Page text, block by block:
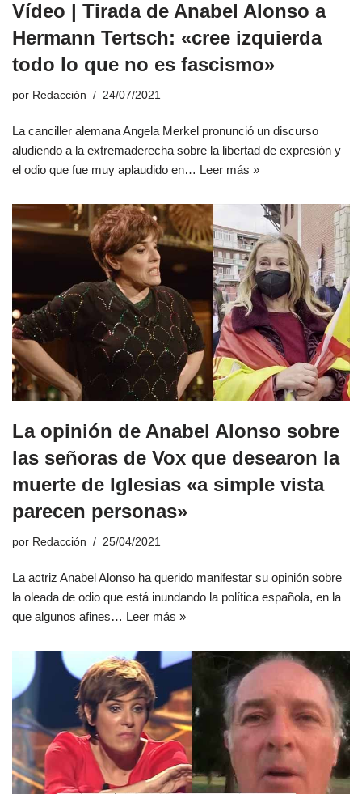
Vídeo | Tirada de Anabel Alonso a
Hermann Tertsch: «cree izquierda
todo lo que no es fascismo»
por Redacción 24/07/2021
La canciller alemana Angela Merkel pronunció un discurso
aludiendo a la extremaderecha sobre la libertad de expresión y
el odio que fue muy aplaudido en… Leer más »
La opinión de Anabel Alonso sobre
las señoras de Vox que desearon la
muerte de Iglesias «a simple vista
parecen personas»
por Redacción 25/04/2021
La actriz Anabel Alonso ha querido manifestar su opinión sobre
la oleada de odio que está inundando la política española, en la
que algunos afines… Leer más »